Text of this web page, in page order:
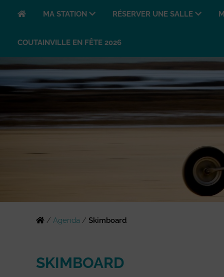
MA STATION RÉSERVER UNE SALLE
COUTAINVILLE EN FÊTE 2026
/ Agenda / Skimboard
SKIMBOARD